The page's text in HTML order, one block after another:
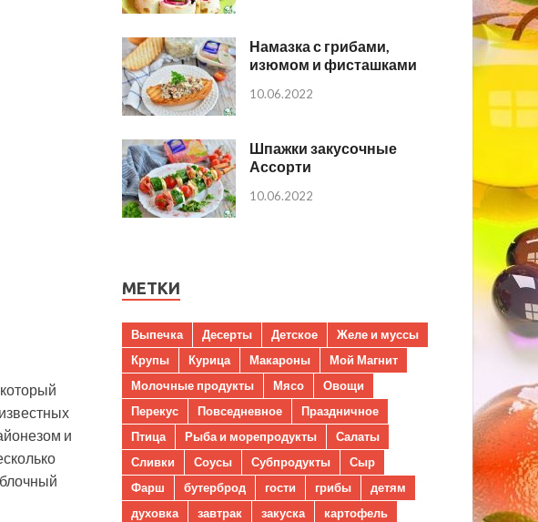
и
Намазка с грибами,
изюмом и фисташками
10.06.2022
Шпажки закусочные
Ассорти
10.06.2022
МЕТКИ
Выпечка Десерты Детское
Желе и муссы
Крупы
Курица Макароны
Мой Магнит
Молочные продукты
Мясо
Овощи
Перекус
Повседневное
Праздничное
Птица
Рыба и морепродукты
Салаты
Сливки
Соусы Субпродукты
Сыр
Фарш
бутерброд гости грибы
детям
духовка
завтрак закуска
картофель